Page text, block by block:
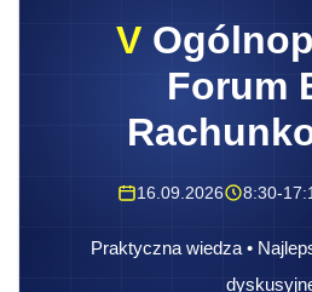
V
Forum
16.09.2026 8:30-
Praktyczna wiedza •